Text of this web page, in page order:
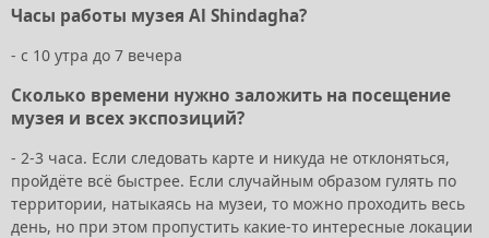
Часы работы музея Al Shindagha?
- с 10 утра до 7 вечера
Сколько времени нужно заложить на посещение
музея и всех экспозиций?
- 2-3 часа. Если следовать карте и никуда не отклоняться,
пройдёте всё быстрее. Если случайным образом гулять по
территории, натыкаясь на музеи, то можно проходить весь
день, но при этом пропустить какие-то интересные локации